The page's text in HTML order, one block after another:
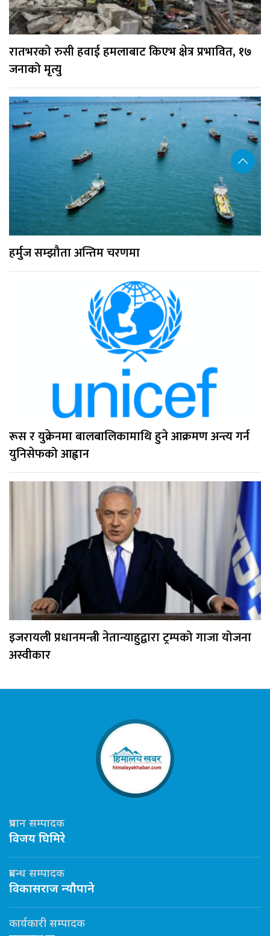
रातभरको रुसी हवाई हमलाबाट किएभ क्षेत्र प्रभावित, १७
जनाको मृत्यु
हर्मुज सम्झौता अन्तिम चरणमा
रूस र युक्रेनमा बालबालिकामाथि हुने आक्रमण अन्त्य गर्न
युनिसेफको आह्वान
इजरायली प्रधानमन्त्री नेतान्याहुद्वारा ट्रम्पको गाजा योजना
अस्वीकार
प्रधान सम्पादक
विजय घिमिरे
प्रबन्ध सम्पादक
विकासराज न्यौपाने
कार्यकारी सम्पादक